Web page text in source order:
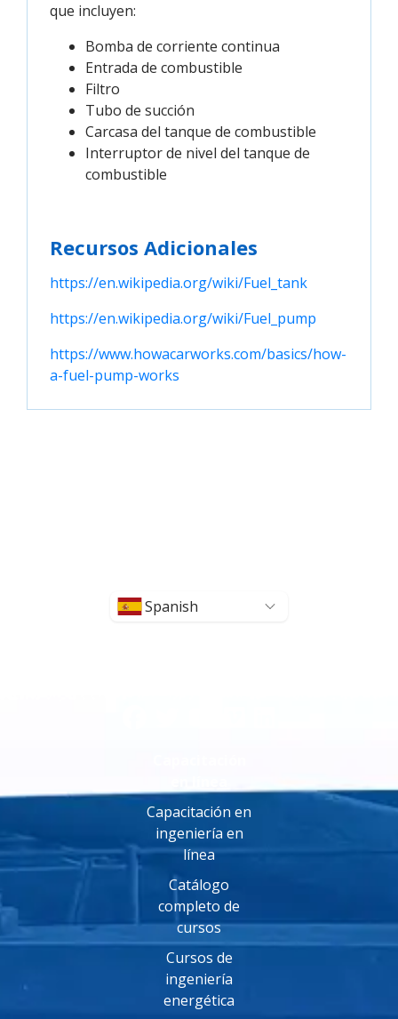
que incluyen:
Bomba de corriente continua
Entrada de combustible
Filtro
Tubo de succión
Carcasa del tanque de combustible
Interruptor de nivel del tanque de
combustible
Recursos Adicionales
https://en.wikipedia.org/wiki/Fuel_tank
https://en.wikipedia.org/wiki/Fuel_pump
https://www.howacarworks.com/basics/how-
a-fuel-pump-works
Spanish
Capacitación en
ingeniería en
línea
Catálogo
completo de
cursos
Cursos de
ingeniería
energética